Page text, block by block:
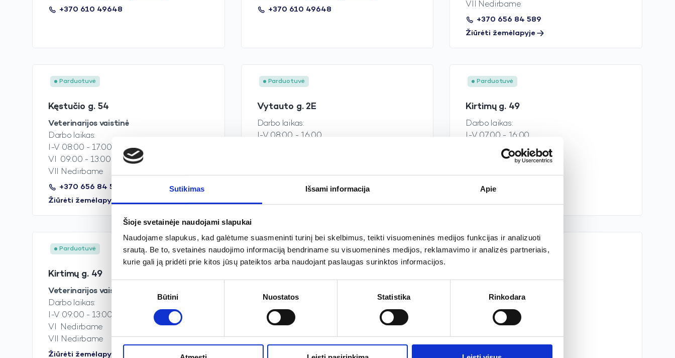
Sutikimas Išsami informacija Apie
Šioje svetainėje naudojami slapukai
Naudojame slapukus, kad galėtume suasmeninti turinį bei skelbimus, teikti visuomeninės medijos funkcijas ir analizuoti
srautą. Be to, svetainės naudojimo informaciją bendriname su visuomeninės medijos, reklamavimo ir analizės partneriais,
kurie gali ją pridėti prie kitos jūsų pateiktos arba naudojant paslaugas surinktos informacijos.
Būtini Nuostatos Statistika Rinkodara
+370 610 49648 +370 610 49648
VII Nedirbame
+370 656 84 589
Žiūrėti žemėlapyje
Parduotuvė
Kęstučio g. 54
Veterinarijos vaistinė
Darbo laikas:
I-V 08:00 - 17:00
VI 09:00 - 13:00
VII Nedirbame
+370 656 84 589
Žiūrėti žemėlapyje
Parduotuvė
Vytauto g. 2E
Darbo laikas:
I-V 08:00 - 16:00
+370 638 94 775
Žiūrėti žemėlapyje
Parduotuvė
Kirtimų g. 49
Darbo laikas:
I-V 07:00 - 16:00
VI 08:00 - 13:00
VII Nedirbame
+370 614 12795
Žiūrėti žemėlapyje
Parduotuvė
Kirtimų g. 49
Veterinarijos vaistinė
Darbo laikas:
I-V 09:00 - 13:00
VI Nedirbame
VII Nedirbame
Žiūrėti žemėlapyje
Parduotuvė
VI 09:00 - 13:00
VII Nedirbame
Žiūrėti žemėlapyje
Parduotuvė
Žiūrėti žemėlapyje